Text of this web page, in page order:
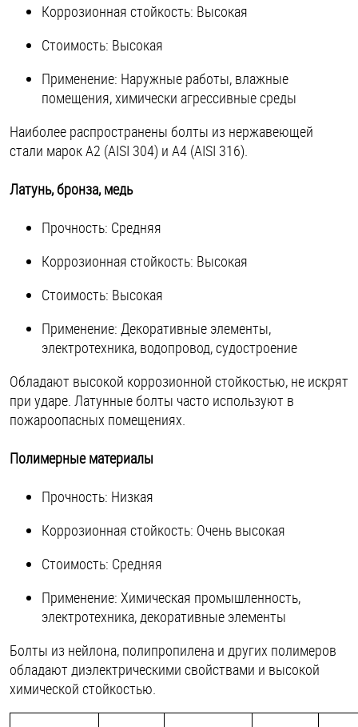
Коррозионная стойкость: Высокая
Стоимость: Высокая
Применение: Наружные работы, влажные
помещения, химически агрессивные среды
Наиболее распространены болты из нержавеющей
стали марок A2 (AISI 304) и A4 (AISI 316).
Латунь, бронза, медь
Прочность: Средняя
Коррозионная стойкость: Высокая
Стоимость: Высокая
Применение: Декоративные элементы,
электротехника, водопровод, судостроение
Обладают высокой коррозионной стойкостью, не искрят
при ударе. Латунные болты часто используют в
пожароопасных помещениях.
Полимерные материалы
Прочность: Низкая
Коррозионная стойкость: Очень высокая
Стоимость: Средняя
Применение: Химическая промышленность,
электротехника, декоративные элементы
Болты из нейлона, полипропилена и других полимеров
обладают диэлектрическими свойствами и высокой
химической стойкостью.